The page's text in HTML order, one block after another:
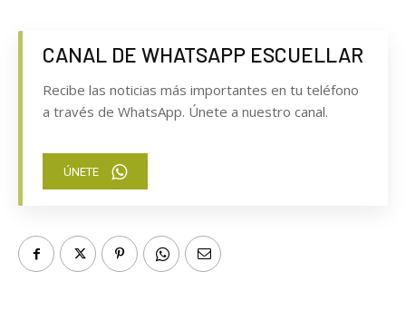
CANAL DE WHATSAPP ESCUELLAR
Recibe las noticias más importantes en tu teléfono
a través de WhatsApp. Únete a nuestro canal.
ÚNETE